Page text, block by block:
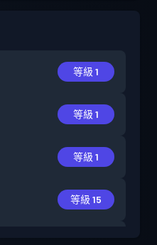
等級 1
等級 1
等級 1
等級 15